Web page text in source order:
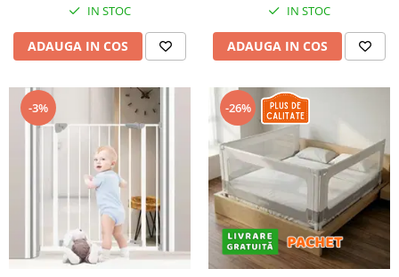
IN STOC
ADAUGA IN COS
IN STOC
ADAUGA IN COS
-3% -26%